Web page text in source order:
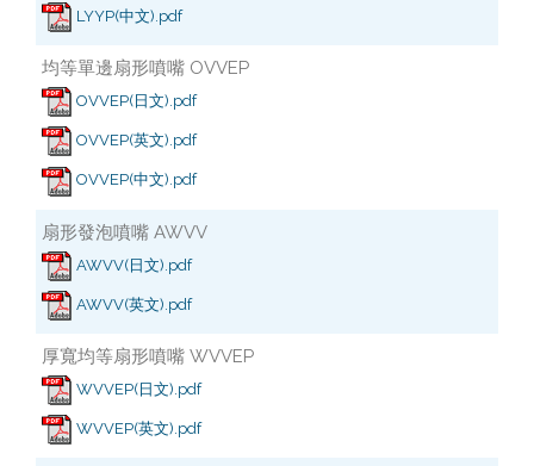
LYYP(中文).pdf
均等單邊扇形噴嘴 OVVEP
OVVEP(日文).pdf
OVVEP(英文).pdf
OVVEP(中文).pdf
扇形發泡噴嘴 AWVV
AWVV(日文).pdf
AWVV(英文).pdf
厚寬均等扇形噴嘴 WVVEP
WVVEP(日文).pdf
WVVEP(英文).pdf